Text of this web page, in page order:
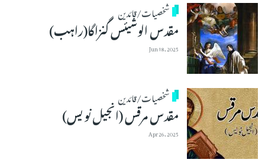
شخصیات/قائدین
مقدس الوشیئس گنزاگا(راہب)
Jun 18, 2025
شخصیات/قائدین
مقدس مرقس (انجیل نویس)
Apr 26, 2025